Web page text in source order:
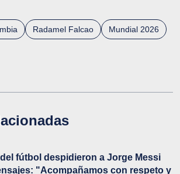
Radamel Falcao Mundial 2026
fútbol despidieron a Jorge Messi
"Acompañamos con respeto y